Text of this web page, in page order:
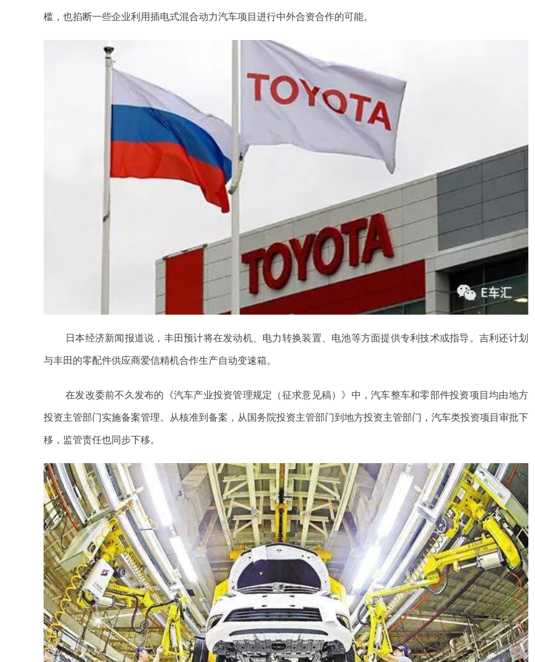
槛，也掐断一些企业利用插电式混合动力汽车项目进行中外合资合作的可能。
日本经济新闻报道说，丰田预计将在发动机、电力转换装置、电池等方面提供专利技术或指导。吉利还计划
与丰田的零配件供应商爱信精机合作生产自动变速箱。
在发改委前不久发布的《汽车产业投资管理规定（征求意见稿）》中，汽车整车和零部件投资项目均由地方
投资主管部门实施备案管理。从核准到备案，从国务院投资主管部门到地方投资主管部门，汽车类投资项目审批下
移，监管责任也同步下移。